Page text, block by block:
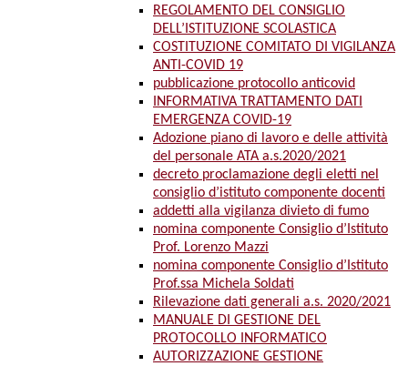
REGOLAMENTO DEL CONSIGLIO
DELL’ISTITUZIONE SCOLASTICA
COSTITUZIONE COMITATO DI VIGILANZA
ANTI-COVID 19
pubblicazione protocollo anticovid
INFORMATIVA TRATTAMENTO DATI
EMERGENZA COVID-19
Adozione piano di lavoro e delle attività
del personale ATA a.s.2020/2021
decreto proclamazione degli eletti nel
consiglio d’istituto componente docenti
addetti alla vigilanza divieto di fumo
nomina componente Consiglio d’Istituto
Prof. Lorenzo Mazzi
nomina componente Consiglio d’Istituto
Prof.ssa Michela Soldati
Rilevazione dati generali a.s. 2020/2021
MANUALE DI GESTIONE DEL
PROTOCOLLO INFORMATICO
AUTORIZZAZIONE GESTIONE